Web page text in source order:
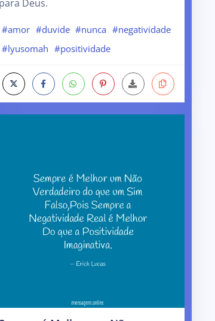
para Deus.
#amor #duvide #nunca #negatividade
#lyusomah #positividade